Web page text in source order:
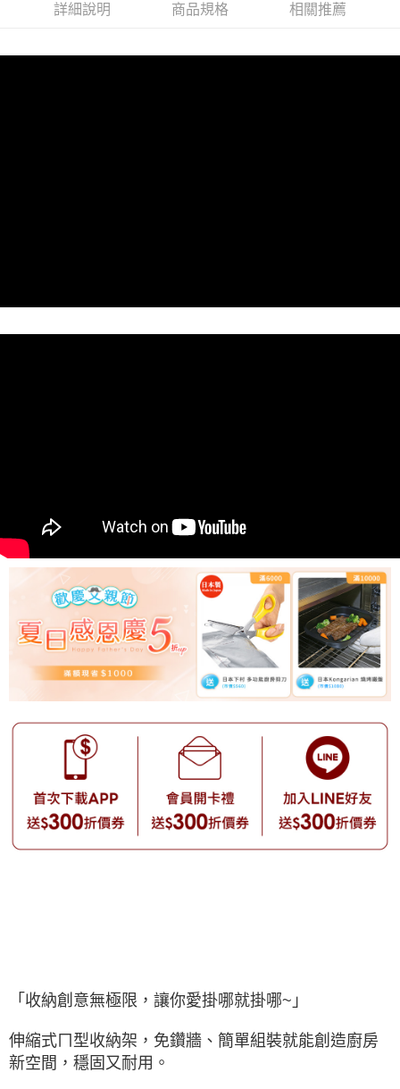
詳細說明 商品規格 相關推薦
「收納創意無極限，讓你愛掛哪就掛哪~」
伸縮式ㄇ型收納架，免鑽牆、簡單組裝就能創造廚房
新空間，穩固又耐用。